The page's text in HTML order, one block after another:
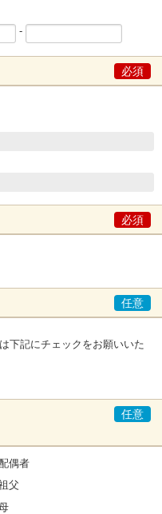
-
下記にチェックをお願いいた
偶者
父